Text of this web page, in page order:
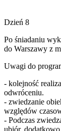
Dzień 8
Po śniadaniu
do Warszawy z
Uwagi do
- kolejność
odwróceniu.
- zwiedzanie
względów
- Podczas
ubiór,